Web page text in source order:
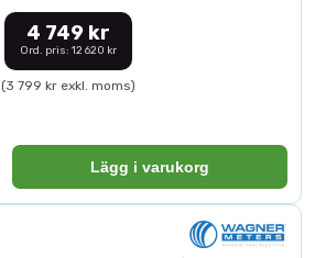
4 749 kr
Ord. pris: 12 620 kr
(3 799 kr exkl. moms)
Lägg i varukorg